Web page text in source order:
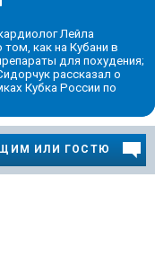
Лейла
как на Кубани в
для похудения;
рассказал о
Кубка России по
ИЛИ ГОСТЮ